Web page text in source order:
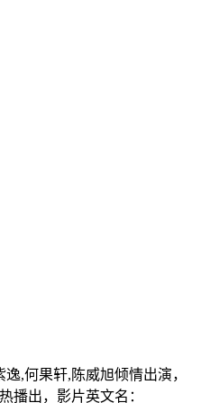
,何果轩,陈威旭倾情出演，
播出，影片英文名：